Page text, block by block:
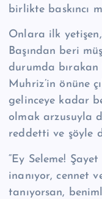
birlikte baskıncı
Onlara ilk
Başından beri
durumda bırakan
Muhriz’in önüne
gelinceye kadar
olmak arzusuyla
reddetti ve şöyle
“Ey Seleme!
inanıyor, cennet
tanıyorsan,